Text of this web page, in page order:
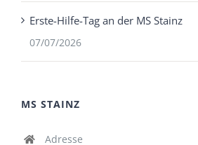
Erste-Hilfe-Tag an der MS Stainz
07/07/2026
MS STAINZ
Adresse